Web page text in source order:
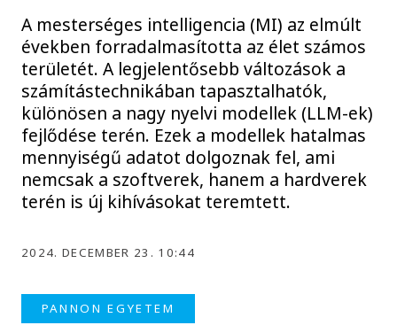
A mesterséges intelligencia (MI) az elmúlt
években forradalmasította az élet számos
területét. A legjelentősebb változások a
számítástechnikában tapasztalhatók,
különösen a nagy nyelvi modellek (LLM-ek)
fejlődése terén. Ezek a modellek hatalmas
mennyiségű adatot dolgoznak fel, ami
nemcsak a szoftverek, hanem a hardverek
terén is új kihívásokat teremtett.
2024. DECEMBER 23. 10:44
PANNON EGYETEM